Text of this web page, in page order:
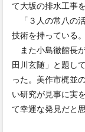
て大坂の排水工事
「３人の常八の
技術を持っている
また小島徹館長
田川玄随」と題し
った。美作市梶並
い研究が見事に実
て幸運な発見だと